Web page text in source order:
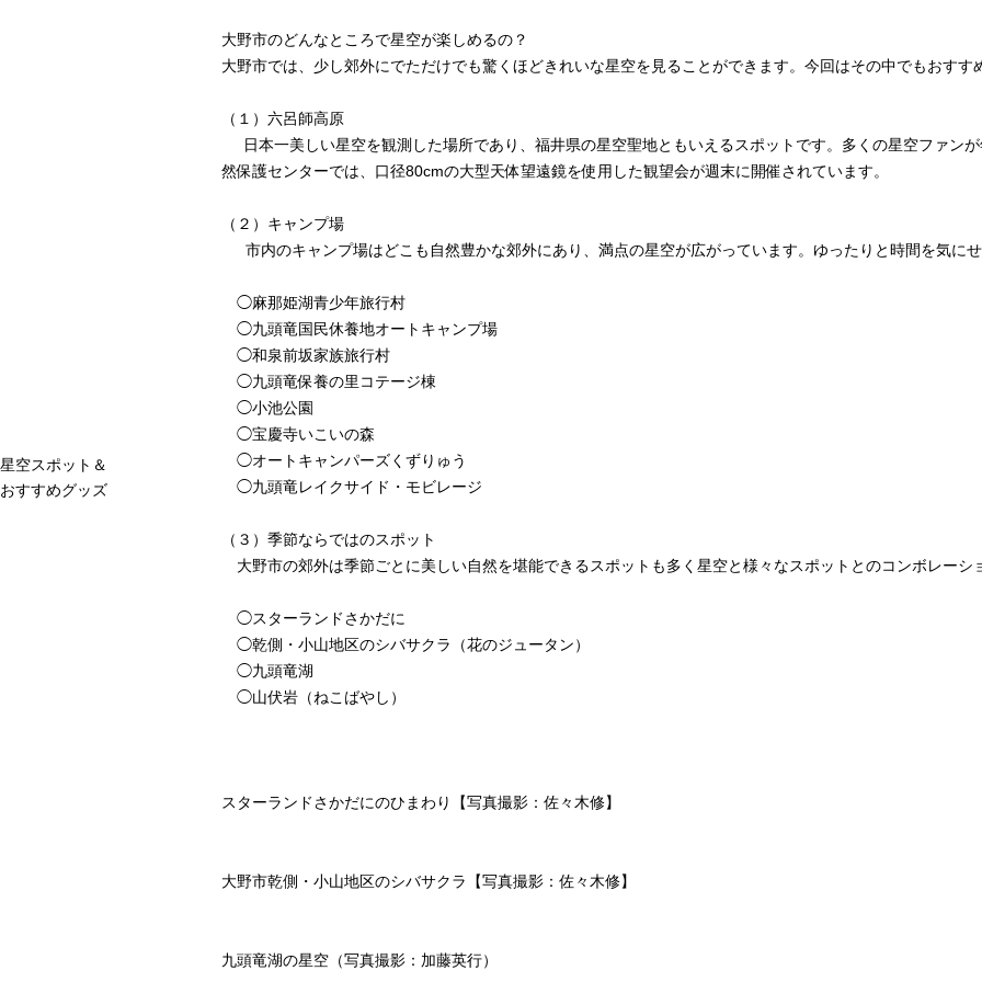
星空スポット＆
おすすめグッズ
大野市のどんなところで星空が楽しめるの？
大野市では、少し郊外にでただけでも驚くほどきれいな星空を見ることができます。今回はその中でもおすす
（１） 六呂師高原
日本一美しい星空を観測した場所であり、福井県の星空聖地ともいえるスポットです。多くの星空ファン
然保護センターでは、口径80cmの大型天体望遠鏡を使用した観望会が週末に開催されています。
（２）キャンプ場
市内のキャンプ場はどこも自然豊かな郊外にあり、満点の星空が広がっています。ゆったりと時間を気にせ
◯麻那姫湖青少年旅行村
◯九頭竜国民休養地オートキャンプ場
◯和泉前坂家族旅行村
◯九頭竜保養の里コテージ棟
◯小池公園
◯宝慶寺いこいの森
◯オートキャンパーズくずりゅう
◯九頭竜レイクサイド・モビレージ
（３）季節ならではのスポット
大野市の郊外は季節ごとに美しい自然を堪能できるスポットも多く星空と様々なスポットとのコンボレーシ
◯スターランドさかだに
◯乾側・小山地区のシバサクラ
（花のジュータン）
◯九頭竜湖
◯山伏岩 （ねこばやし）
スターランドさかだにのひまわり【写真撮影：佐々木修】
大野市乾側・小山地区のシバサクラ【写真撮影：佐々木修】
九頭竜湖の星空（写真撮影：加藤英行）